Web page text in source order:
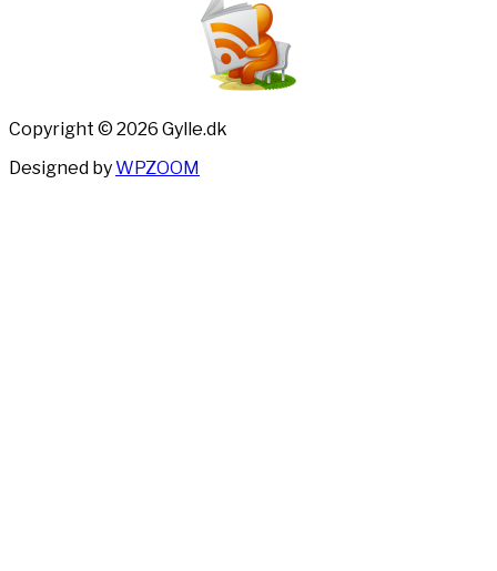
Copyright © 2026 Gylle.dk
Designed byWPZOOM